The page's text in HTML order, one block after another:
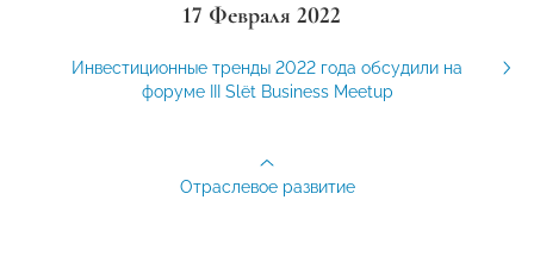
17 Февраля 2022
Инвестиционные тренды 2022 года обсудили на
форуме III Slёt Business Meetup
Отраслевое развитие